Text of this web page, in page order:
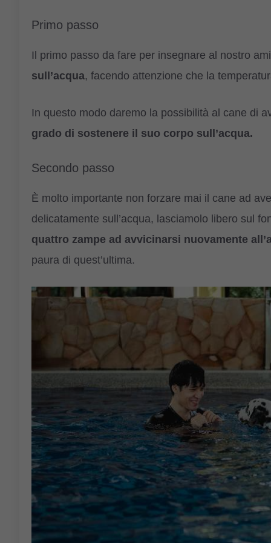
Primo passo
Il primo passo da fare per insegnare al nostro
sull’acqua, facendo attenzione che la
In questo modo daremo la possibilità al cane di
grado di sostenere il suo corpo sull’acqua.
Secondo passo
È molto importante non forzare mai il cane ad
delicatamente sull’acqua, lasciamolo libero sul
quattro zampe ad avvicinarsi nuovamente
paura di quest’ultima.